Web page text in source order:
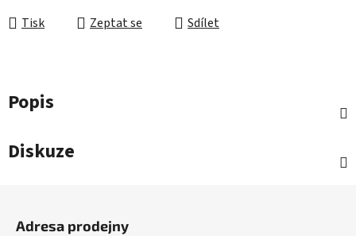
Tisk Zeptat se Sdílet
Popis
Diskuze
Adresa prodejny